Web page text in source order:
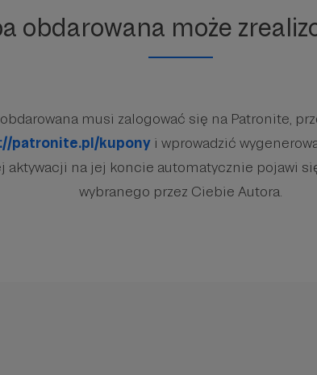
obdarowana może
musi zalogować się na Patronite,
patronite.pl/kupony i wprowadzić
aktywacji na jej koncie automatycznie pojawi
wybranego przez Ciebie Autora.